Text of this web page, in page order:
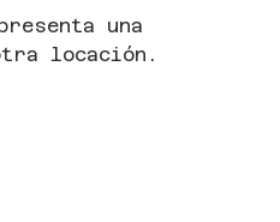
una
locación.